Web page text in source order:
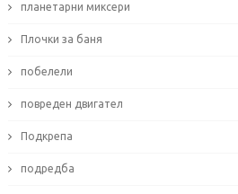
планетарни миксери
Плочки за баня
побелели
повреден двигател
Подкрепа
подредба